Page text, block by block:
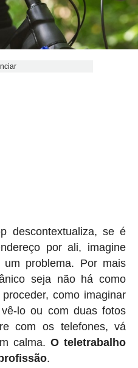
descontextualiza, se é
por ali, imagine
um problema. Por mais
seja não há como
como imaginar
lo ou com duas fotos
com os telefones, vá
calma.O teletrabalho
.